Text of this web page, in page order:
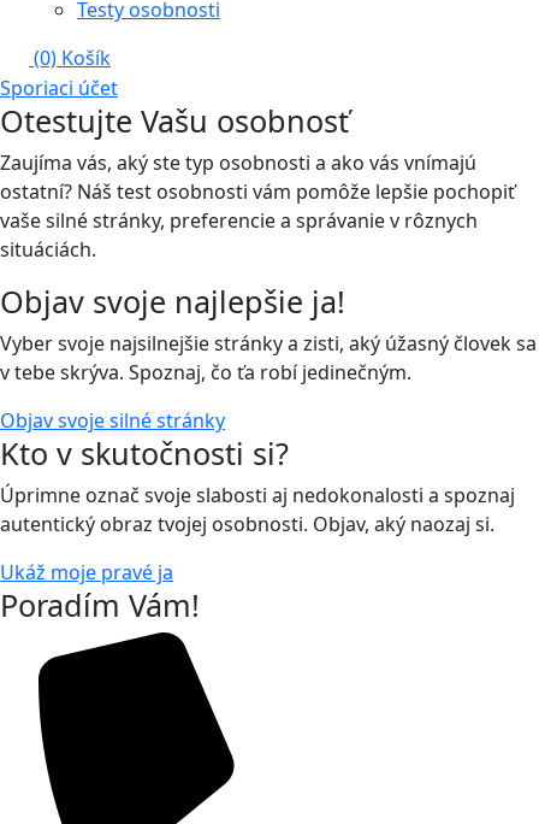
Testy osobnosti
(0) Košík
Sporiaci účet
Otestujte Vašu osobnosť
Zaujíma vás, aký ste typ osobnosti a ako vás vnímajú
ostatní? Náš test osobnosti vám pomôže lepšie pochopiť
vaše silné stránky, preferencie a správanie v rôznych
situáciách.
Objav svoje najlepšie ja!
Vyber svoje najsilnejšie stránky a zisti, aký úžasný človek sa
v tebe skrýva. Spoznaj, čo ťa robí jedinečným.
Objav svoje silné stránky
Kto v skutočnosti si?
Úprimne označ svoje slabosti aj nedokonalosti a spoznaj
autentický obraz tvojej osobnosti. Objav, aký naozaj si.
Ukáž moje pravé ja
Poradím Vám!